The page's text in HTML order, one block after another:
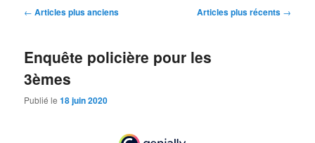
Navigation
← Articles plus anciens Articles plus récents →
Enquête policière pour les
3èmes
Publié le18 juin 2020